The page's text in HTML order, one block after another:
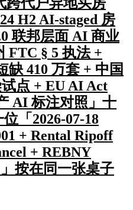
跨代户异地买房
H2 AI-staged 房
联邦层面 AI 商业
FTC § 5 执法 +
缺 410 万套 + 中国
点 + EU AI Act
AI 标注对照」十
「2026-07-18
+ Rental Ripoff
+ REBNY
按在同一张桌子